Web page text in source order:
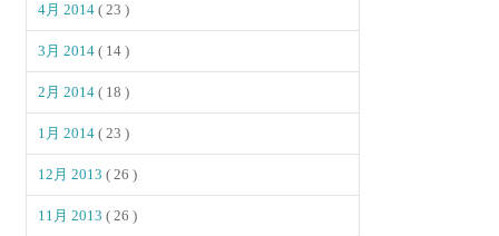
4月 2014( 23 )
3月 2014( 14 )
2月 2014( 18 )
1月 2014( 23 )
12月 2013( 26 )
11月 2013( 26 )